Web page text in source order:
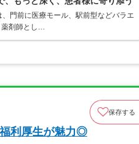
門前に医療モール、駅前型などバラエ
薬剤師とし…
保存する
福利厚生が魅力◎